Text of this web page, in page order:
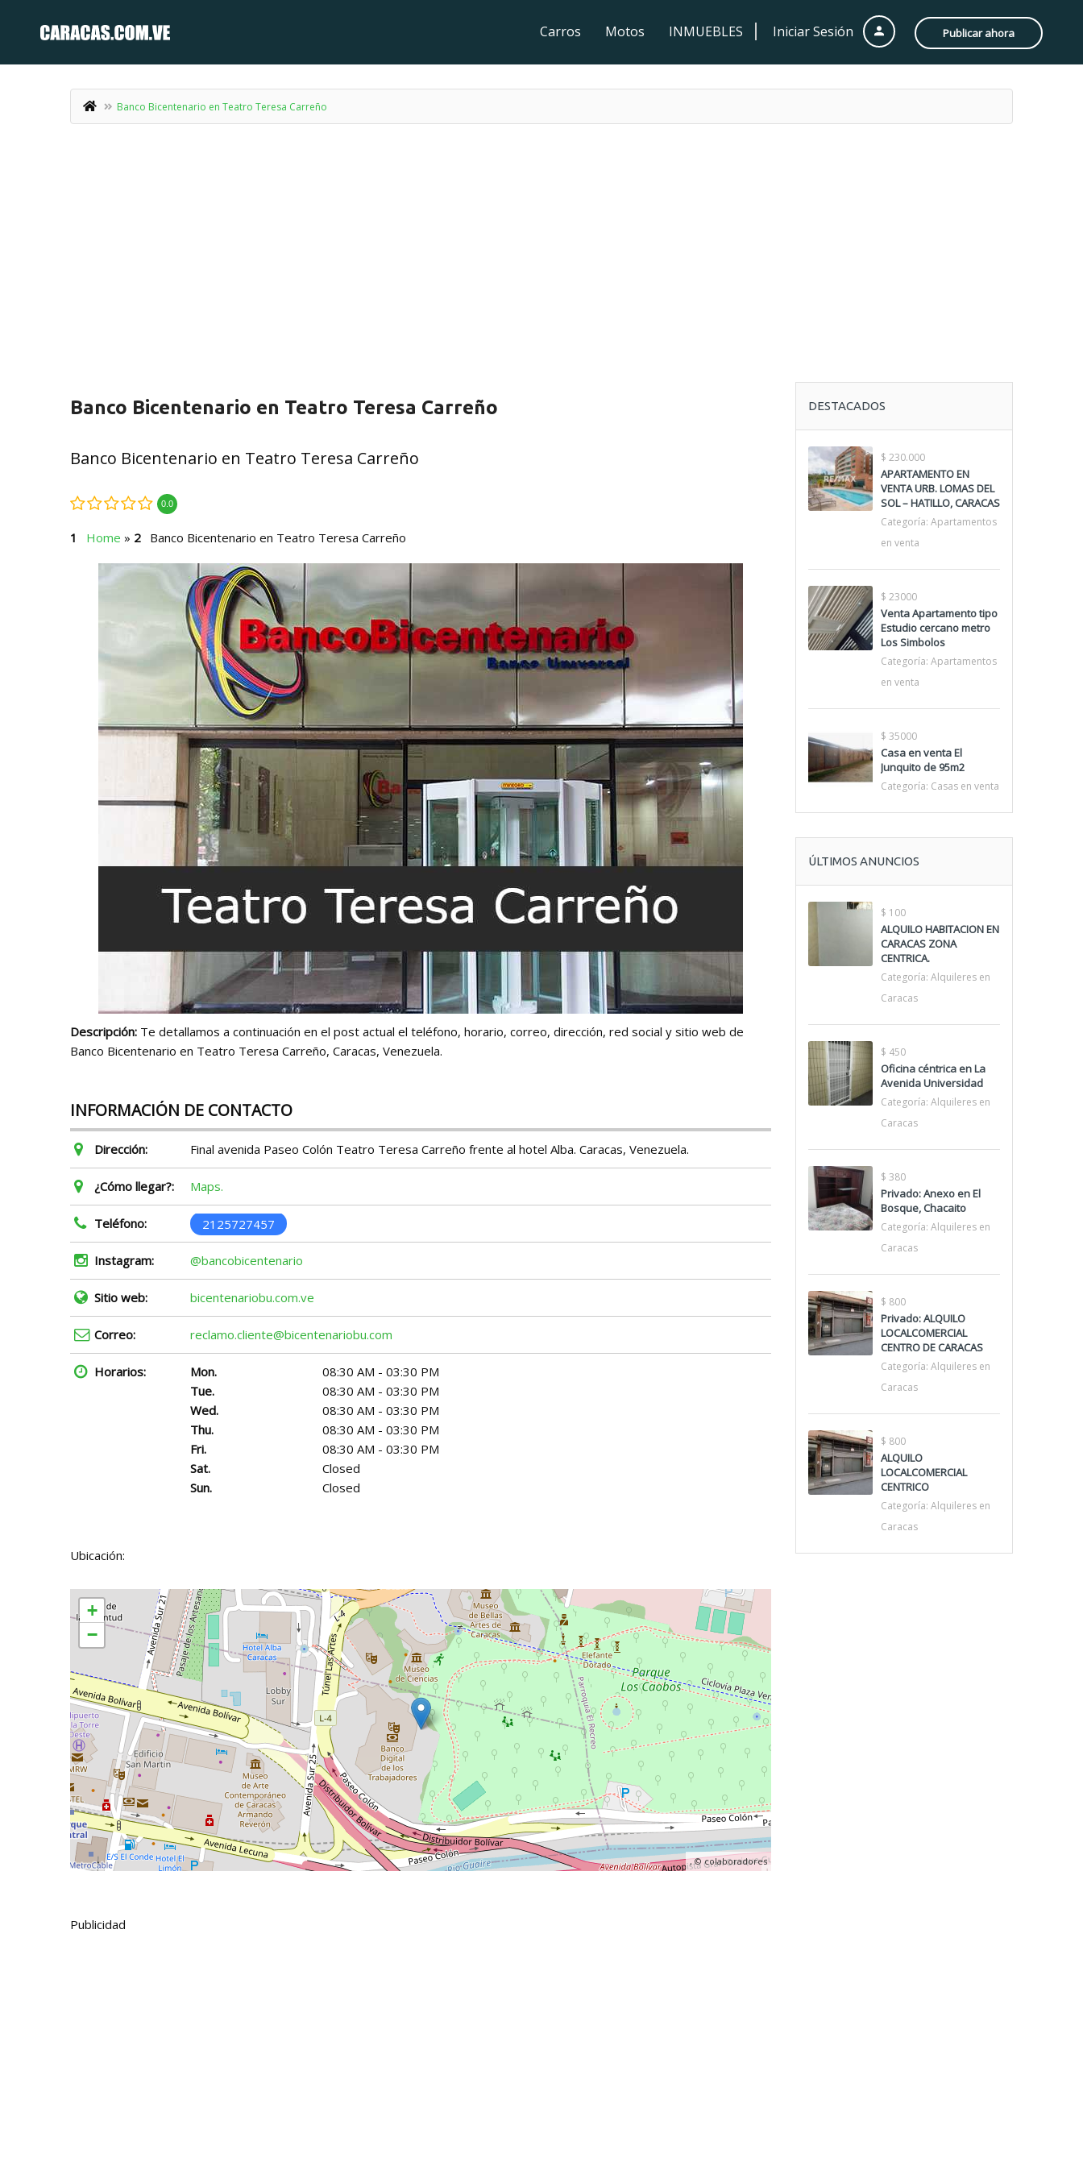
Iniciar Sesión Publicar ahora
Carros Motos INMUEBLES
Banco Bicentenario en Teatro Teresa Carreño
Banco Bicentenario en Teatro Teresa Carreño
Banco Bicentenario en Teatro Teresa Carreño
0.0
Home » Banco Bicentenario en Teatro Teresa Carreño
Descripción: Te detallamos a continuación en el post actual el teléfono, horario, correo, dirección, red social y sitio web de
Banco Bicentenario en Teatro Teresa Carreño, Caracas, Venezuela.
INFORMACIÓN DE CONTACTO
Dirección: Final avenida Paseo Colón Teatro Teresa Carreño frente al hotel Alba. Caracas, Venezuela.
¿Cómo llegar?: Maps.
Teléfono: 2125727457
Instagram: @bancobicentenario
Sitio web: bicentenariobu.com.ve
Correo: reclamo.cliente@bicentenariobu.com
Horarios: Mon.
08:30 AM - 03:30 PM
Tue.
08:30 AM - 03:30 PM
Wed.
08:30 AM - 03:30 PM
Thu.
08:30 AM - 03:30 PM
Fri.
08:30 AM - 03:30 PM
Sat.
Closed
Sun.
Closed
Ubicación:
+
−
, ©colaboradores
Publicidad
DESTACADOS
$ 230.000
APARTAMENTO EN
VENTA URB. LOMAS DEL
SOL – HATILLO, CARACAS
Categoría: Apartamentos
en venta
$ 23000
Venta Apartamento tipo
Estudio cercano metro
Los Simbolos
Categoría: Apartamentos
en venta
$ 35000
Casa en venta El
Junquito de 95m2
Categoría: Casas en venta
ÚLTIMOS ANUNCIOS
$ 100
ALQUILO HABITACION EN
CARACAS ZONA
CENTRICA.
Categoría: Alquileres en
Caracas
$ 450
Oficina céntrica en La
Avenida Universidad
Categoría: Alquileres en
Caracas
$ 380
Privado: Anexo en El
Bosque, Chacaito
Categoría: Alquileres en
Caracas
$ 800
Privado: ALQUILO
LOCALCOMERCIAL
CENTRO DE CARACAS
Categoría: Alquileres en
Caracas
$ 800
ALQUILO
LOCALCOMERCIAL
CENTRICO
Categoría: Alquileres en
Caracas